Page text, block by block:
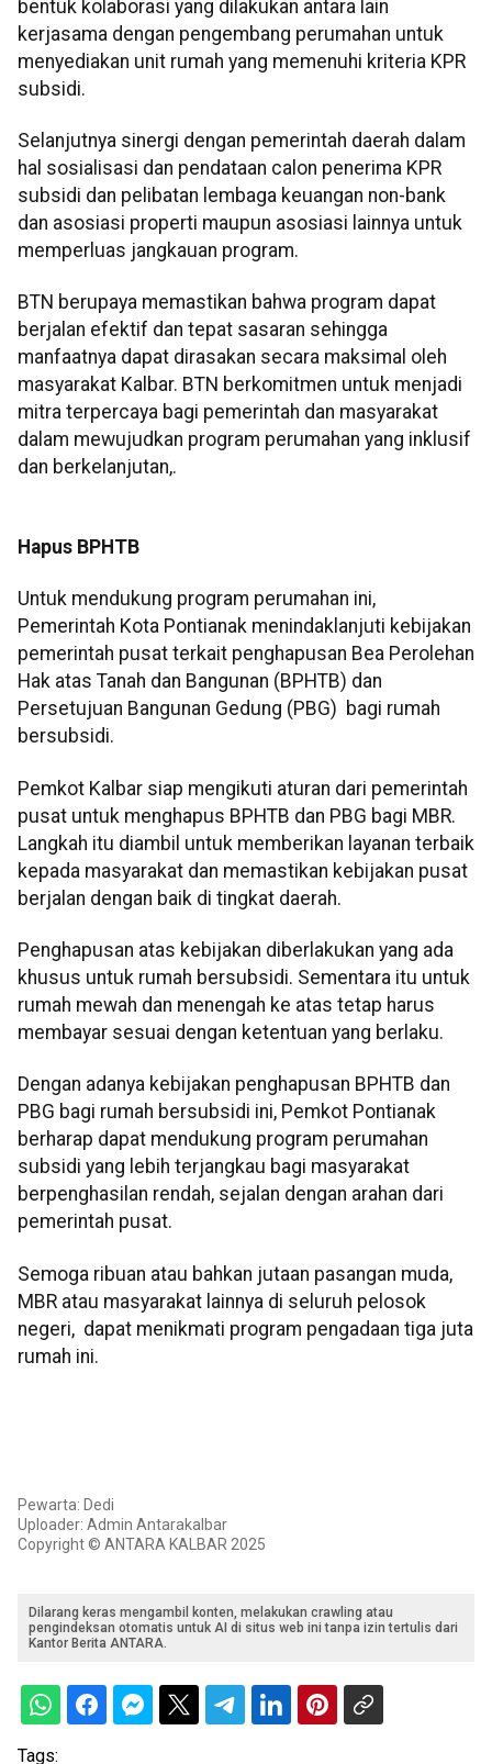
bentuk kolaborasi yang dilakukan antara lain
kerjasama dengan pengembang perumahan untuk
menyediakan unit rumah yang memenuhi kriteria KPR
subsidi.
Selanjutnya sinergi dengan pemerintah daerah dalam
hal sosialisasi dan pendataan calon penerima KPR
subsidi dan pelibatan lembaga keuangan non-bank
dan asosiasi properti maupun asosiasi lainnya untuk
memperluas jangkauan program.
BTN berupaya memastikan bahwa program dapat
berjalan efektif dan tepat sasaran sehingga
manfaatnya dapat dirasakan secara maksimal oleh
masyarakat Kalbar. BTN berkomitmen untuk menjadi
mitra terpercaya bagi pemerintah dan masyarakat
dalam mewujudkan program perumahan yang inklusif
dan berkelanjutan,.
Hapus BPHTB
Untuk mendukung program perumahan ini,
Pemerintah Kota Pontianak menindaklanjuti kebijakan
pemerintah pusat terkait penghapusan Bea Perolehan
Hak atas Tanah dan Bangunan (BPHTB) dan
Persetujuan Bangunan Gedung (PBG) bagi rumah
bersubsidi.
Pemkot Kalbar siap mengikuti aturan dari pemerintah
pusat untuk menghapus BPHTB dan PBG bagi MBR.
Langkah itu diambil untuk memberikan layanan terbaik
kepada masyarakat dan memastikan kebijakan pusat
berjalan dengan baik di tingkat daerah.
Penghapusan atas kebijakan diberlakukan yang ada
khusus untuk rumah bersubsidi. Sementara itu untuk
rumah mewah dan menengah ke atas tetap harus
membayar sesuai dengan ketentuan yang berlaku.
Dengan adanya kebijakan penghapusan BPHTB dan
PBG bagi rumah bersubsidi ini, Pemkot Pontianak
berharap dapat mendukung program perumahan
subsidi yang lebih terjangkau bagi masyarakat
berpenghasilan rendah, sejalan dengan arahan dari
pemerintah pusat.
Semoga ribuan atau bahkan jutaan pasangan muda,
MBR atau masyarakat lainnya di seluruh pelosok
negeri, dapat menikmati program pengadaan tiga juta
rumah ini.
Pewarta: Dedi
Uploader: Admin Antarakalbar
Copyright © ANTARA KALBAR 2025
Dilarang keras mengambil konten, melakukan crawling atau
pengindeksan otomatis untuk AI di situs web ini tanpa izin tertulis dari
Kantor Berita ANTARA.
Tags: